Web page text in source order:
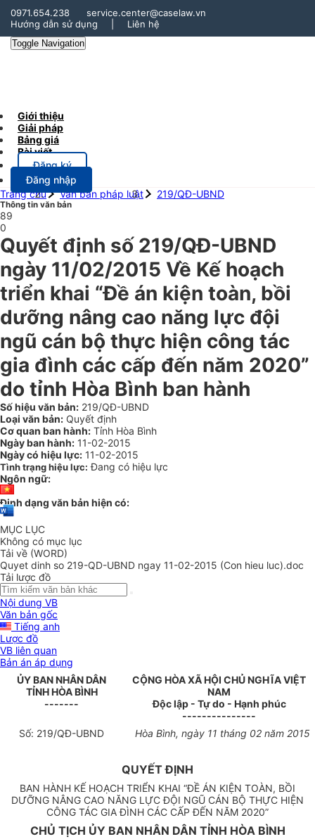
0971.654.238
service.center@caselaw.vn
Hướng dẫn sử dụng
Liên hệ
Toggle Navigation
Giới thiệu
Giải pháp
Bảng giá
Bài viết
Đăng ký
Đăng nhập
Trang chủ
Văn bản pháp luật 219/QĐ-UBND
Thông tin văn bản
89
0
Quyết định số 219/QĐ-UBND
ngày 11/02/2015 Về Kế hoạch
triển khai “Đề án kiện toàn, bồi
dưỡng nâng cao năng lực đội
ngũ cán bộ thực hiện công tác
gia đình các cấp đến năm 2020”
do tỉnh Hòa Bình ban hành
Số hiệu văn bản: 219/QĐ-UBND
Loại văn bản: Quyết định
Cơ quan ban hành: Tỉnh Hòa Bình
Ngày ban hành: 11-02-2015
Ngày có hiệu lực: 11-02-2015
Tình trạng hiệu lực: Đang có hiệu lực
Ngôn ngữ:
Định dạng văn bản hiện có:
MỤC LỤC
Không có mục lục
Tải về (WORD)
Quyet dinh so 219-QD-UBND ngay 11-02-2015 (Con hieu luc).doc
Tải lược đồ
Nội dung VB
Văn bản gốc
Tiếng anh
Lược đồ
VB liên quan
Bản án áp dụng
ỦY BAN NHÂN DÂN
TỈNH HÒA BÌNH
-------
CỘNG HÒA XÃ HỘI CHỦ NGHĨA VIỆT
NAM
Độc lập - Tự do - Hạnh phúc
---------------
Số: 219/QĐ-UBND Hòa Bình, ngày 11 tháng 02 năm 2015
QUYẾT ĐỊNH
BAN HÀNH KẾ HOẠCH TRIỂN KHAI “ĐỀ ÁN KIỆN TOÀN, BỒI
DƯỠNG NÂNG CAO NĂNG LỰC ĐỘI NGŨ CÁN BỘ THỰC HIỆN
CÔNG TÁC GIA ĐÌNH CÁC CẤP ĐẾN NĂM 2020”
CHỦ TỊCH ỦY BAN NHÂN DÂN TỈNH HÒA BÌNH